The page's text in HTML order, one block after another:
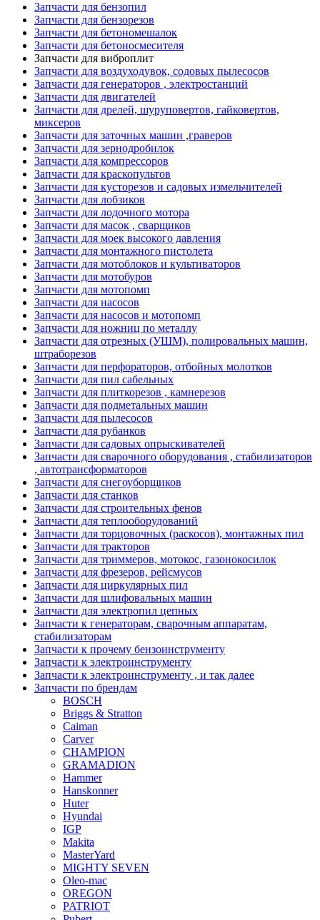
Запчасти для бензопил
Запчасти для бензорезов
Запчасти для бетономешалок
Запчасти для бетоносмесителя
Запчасти для виброплит
Запчасти для воздуходувок, содовых пылесосов
Запчасти для генераторов , электростанций
Запчасти для двигателей
Запчасти для дрелей, шуруповертов, гайковертов,
миксеров
Запчасти для заточных машин ,граверов
Запчасти для зернодробилок
Запчасти для компрессоров
Запчасти для краскопультов
Запчасти для кусторезов и садовых измельчителей
Запчасти для лобзиков
Запчасти для лодочного мотора
Запчасти для масок , сварщиков
Запчасти для моек высокого давления
Запчасти для монтажного пистолета
Запчасти для мотоблоков и культиваторов
Запчасти для мотобуров
Запчасти для мотопомп
Запчасти для насосов
Запчасти для насосов и мотопомп
Запчасти для ножниц по металлу
Запчасти для отрезных (УШМ), полировальных машин,
штраборезов
Запчасти для перфораторов, отбойных молотков
Запчасти для пил сабельных
Запчасти для плиткорезов , камнерезов
Запчасти для подметальных машин
Запчасти для пылесосов
Запчасти для рубанков
Запчасти для садовых опрыскивателей
Запчасти для сварочного оборудования , стабилизаторов
, автотрансформаторов
Запчасти для снегоуборщиков
Запчасти для станков
Запчасти для строительных фенов
Запчасти для теплооборудований
Запчасти для торцовочных (раскосов), монтажных пил
Запчасти для тракторов
Запчасти для триммеров, мотокос, газонокосилок
Запчасти для фрезеров, рейсмусов
Запчасти для циркулярных пил
Запчасти для шлифовальных машин
Запчасти для электропил цепных
Запчасти к генераторам, сварочным аппаратам,
стабилизаторам
Запчасти к прочему бензоинструменту
Запчасти к электроинструменту
Запчасти к электроинструменту , и так далее
Запчасти по брендам
BOSCH
Briggs & Stratton
Caiman
Carver
CHAMPION
GRAMADION
Hammer
Hanskonner
Huter
Hyundai
IGP
Makita
MasterYard
MIGHTY SEVEN
Oleo-mac
OREGON
PATRIOT